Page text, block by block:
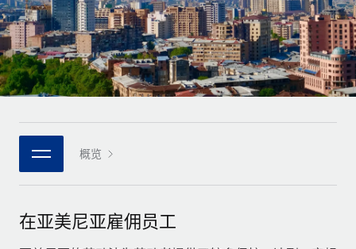
基础设施
Remote Embedded
将人力资源无缝融入工作流程
团队的内置核心人力资源功能
连接 新的
使用我们的 MCP 将任何人工智能工具与 Remote 平台相连
借助核心业务工具简化流程
为成长型企业量身打造的全球敏捷型人力资源与薪资解决方案
中型市场
通过定制化人力资源解决方案扩展团队
企业
与我们携手合作
战略技术合作伙伴
研究与指引
案例研究
人力资源术语表
核对表和模板
职位描述库
网络研讨会
活动
Deutsch
Español
Italiano
Português (Portugal)
日本語
한국어
概览
在亚美尼亚雇佣员工